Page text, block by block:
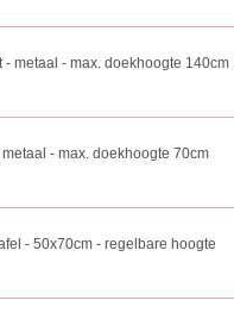
- metaal - max. doekhoogte 140cm
- max. doekhoogte 70cm
- 50x70cm - regelbare hoogte